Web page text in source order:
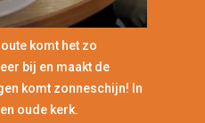
komt het zo
bij en maakt de
komt zonneschijn! In
oude kerk.